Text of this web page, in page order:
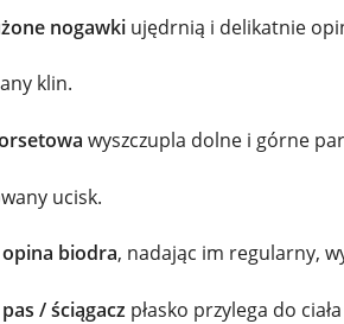
nogawki ujędrnią i delikatnie
klin.
wyszczupla dolne i górne
ucisk.
opina biodra, nadając im regularny,
/ ściągacz płasko przylega do